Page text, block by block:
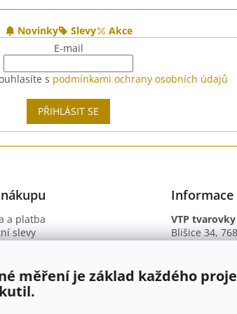
měření je základ každého
Novinky Slevy
Akce
E-mail
s podmínkami ochrany osobních údajů
PŘIHLÁSIT SE
a platba
slevy
ochrany osobních údajů
Informace
VTP
Blišice 34,
B. ú.: